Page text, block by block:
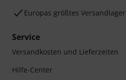
Europas größtes Versandlager
Service
Versandkosten und Lieferzeiten
Hilfe-Center